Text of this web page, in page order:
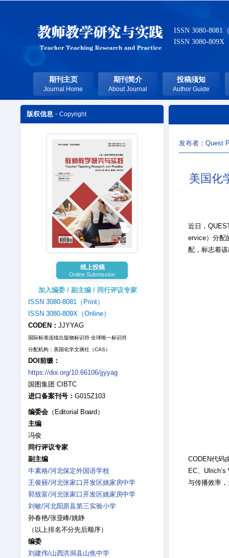
ISSN 3080-8081
ISSN 3080-809X
期刊主页
Journal Home
期刊简介
About Journal
投稿须知
Author Guide
版权信息 · Copyright
线上投稿
Online Submission
加入编委 / 副主编 / 同行评议专家
ISSN 3080-8081（Print）
ISSN 3080-809X（Online）
CODEN： JJYYAG
国际标准连续出版物标识符·全球唯一标识符
分配机构：美国化学文摘社（CAS）
DOI前缀：
https://doi.org/10.66106/jjyyag
国图集团 CIBTC
进口备案刊号： G015Z103
编委会（Editorial Board）
主编
冯俊
同行评议专家
副主编
牛素格/河北保定外国语学校
王俊丽/河北张家口开发区姚家房中学
郭致富/河北张家口开发区姚家房中学
刘敏/河北阳原县第三实验小学
孙春艳/张亚峰/姚静
（以上排名不分先后顺序）
编委
刘建伟/山西洪洞县山焦中学
发布者：Quest
美国化
近日，
ervice）分配
配，标志着
CODEN代码
EC、
与传播效率